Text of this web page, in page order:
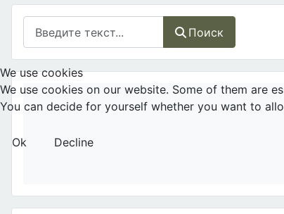
Поиск
We use cookies
We use cookies on our website. Some of them are
You can decide for yourself whether you want to
Ok
Decline